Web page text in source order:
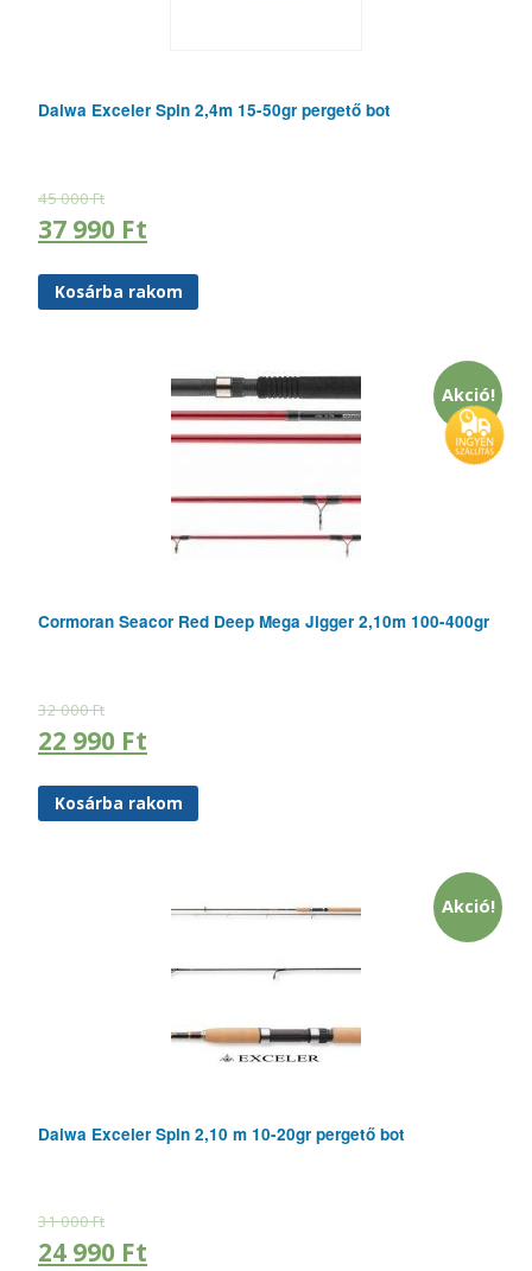
Daiwa Exceler Spin 2,4m 15-50gr pergető bot
45 000Ft
37 990 Ft
Kosárba rakom
Akció!
Cormoran Seacor Red Deep Mega Jigger 2,10m 100-400gr
32 000Ft
22 990 Ft
Kosárba rakom
Akció!
Daiwa Exceler Spin 2,10 m 10-20gr pergető bot
31 000Ft
24 990 Ft